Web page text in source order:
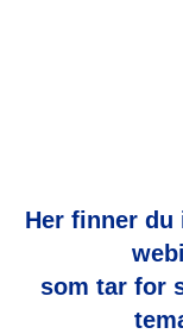
Her finner du
som tar for